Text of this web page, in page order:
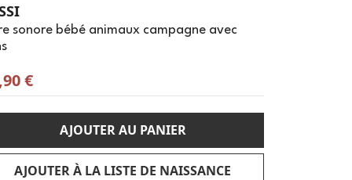
sonore bébé animaux campagne avec
€
AJOUTER AU PANIER
AJOUTER À LA LISTE DE NAISSANCE